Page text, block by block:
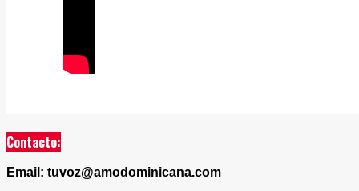
Contacto:
Email: tuvoz@amodominicana.com